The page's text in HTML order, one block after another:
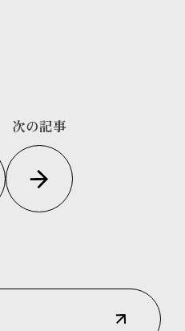
次の記事